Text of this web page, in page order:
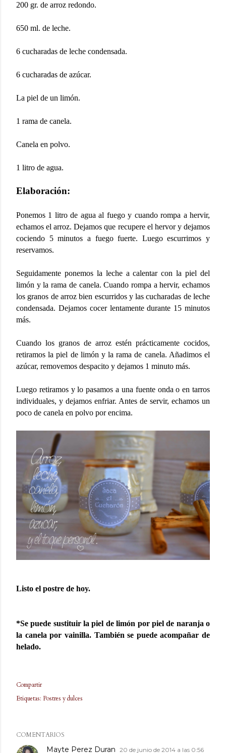
200 gr. de arroz redondo.
650 ml. de leche.
6 cucharadas de leche condensada.
6 cucharadas de azúcar.
La piel de un limón.
1 rama de canela.
Canela en polvo.
1 litro de agua.
Elaboración:
Ponemos 1 litro de agua al fuego y cuando rompa a hervir,
echamos el arroz. Dejamos que recupere el hervor y dejamos
cociendo 5 minutos a fuego fuerte. Luego escurrimos y
reservamos.
Seguidamente ponemos la leche a calentar con la piel del
limón y la rama de canela. Cuando rompa a hervir, echamos
los granos de arroz bien escurridos y las cucharadas de leche
condensada. Dejamos cocer lentamente durante 15 minutos
más.
Cuando los granos de arroz estén prácticamente cocidos,
retiramos la piel de limón y la rama de canela. Añadimos el
azúcar, removemos despacito y dejamos 1 minuto más.
Luego retiramos y lo pasamos a una fuente onda o en tarros
individuales, y dejamos enfriar. Antes de servir, echamos un
poco de canela en polvo por encima.
Listo el postre de hoy.
*Se puede sustituir la piel de limón por piel de naranja o
la canela por vainilla. También se puede acompañar de
helado.
Compartir
Etiquetas: Postres y dulces
COMENTARIOS
Mayte Perez Duran 20 de junio de 2014 a las 0:56